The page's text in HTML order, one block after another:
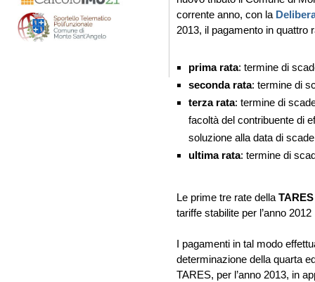
corrente anno, con la
2013, il pagamento in quattro
prima rata: termine di
seconda rata: termine di
terza rata: termine di
facoltà del contribuente di
soluzione alla data di
ultima rata: termine di
Le prime tre rate della
tariffe stabilite per l’anno
I pagamenti in tal modo
determinazione della quarta
TARES, per l’anno 2013, in